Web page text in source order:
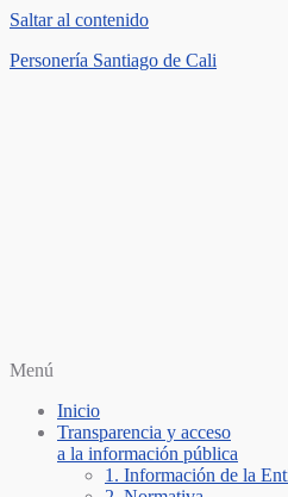
Saltar al contenido
Personería Santiago de Cali
Menú
Inicio
Transparencia y acceso
a la información pública
1. Información de la